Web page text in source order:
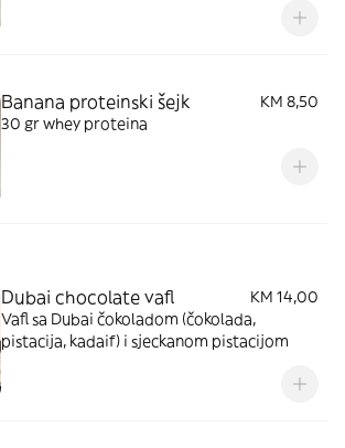
Banana proteinski šejk
KM 8,50
30 gr whey proteina
Dubai chocolate vafl
KM 14,00
Vafl sa Dubai čokoladom (čokolada,
pistacija, kadaif) i sjeckanom pistacijom